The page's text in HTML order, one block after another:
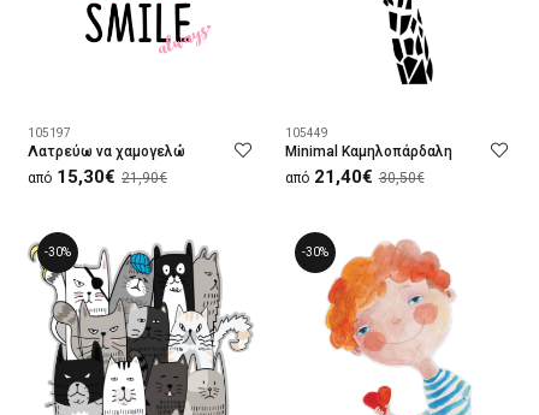
105197
Λατρεύω να χαμογελώ
από 15,30€ 21,90€
105449
Minimal Καμηλοπάρδαλη
από 21,40€ 30,50€
-30% -30%